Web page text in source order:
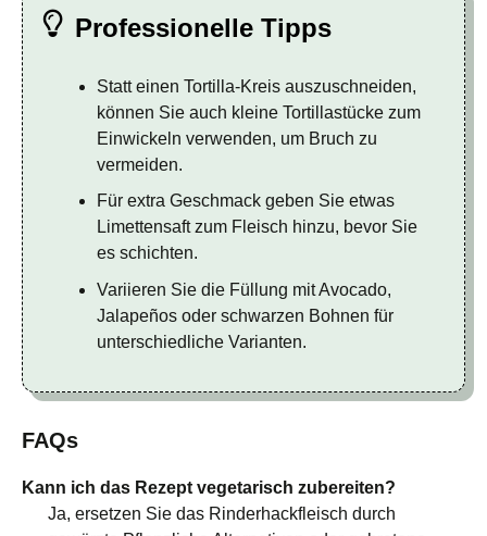
Professionelle Tipps
Statt einen Tortilla-Kreis auszuschneiden,
können Sie auch kleine Tortillastücke zum
Einwickeln verwenden, um Bruch zu
vermeiden.
Für extra Geschmack geben Sie etwas
Limettensaft zum Fleisch hinzu, bevor Sie
es schichten.
Variieren Sie die Füllung mit Avocado,
Jalapeños oder schwarzen Bohnen für
unterschiedliche Varianten.
FAQs
Kann ich das Rezept vegetarisch zubereiten?
Ja, ersetzen Sie das Rinderhackfleisch durch